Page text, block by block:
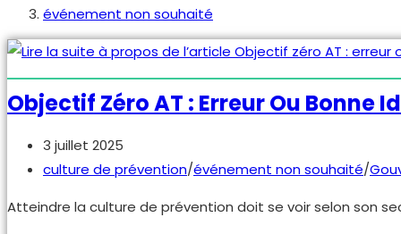
événement non souhaité
Objectif Zéro AT : Erreur Ou Bonne
Publication
publiée :
3 juillet 2025
Post
culture de prévention/événement non souhaité/
Atteindre la culture de prévention doit se voir selon son